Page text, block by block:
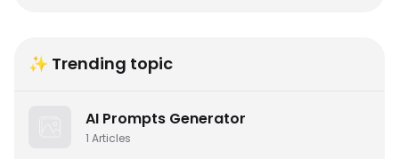
✨ Trending topic
AI Prompts Generator
1 Articles